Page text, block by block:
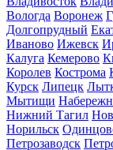
Вологда Воронеж
Долгопрудный
Иваново Ижевск
Калуга Кемерово
Королев Кострома
Курск Липецк
Мытищи
Нижний Тагил
Норильск
Петрозаводск